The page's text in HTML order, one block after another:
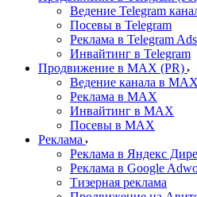
Ведение Telegram
Посевы в Telegram
Реклама в Telegram Ads
Инвайтинг в Telegram
Продвижение в MAX (PR)
Ведение канала в MAX
Реклама в MAX
Инвайтинг в MAX
Посевы в MAX
Реклама
Реклама в Яндекс
Реклама в Google
Тизерная реклама